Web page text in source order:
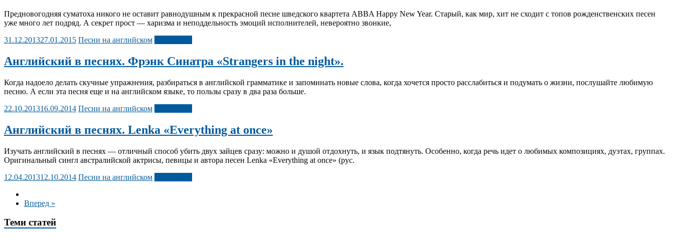
Предновогодняя суматоха никого не оставит равнодушным к прекрасной песне шведского квартета ABBA Happy New Year. Старый, как мир, хит не сходит с топов рожденственских песен
уже много лет подряд. А секрет прост — харизма и неподдельность эмоций исполнителей, невероятно звонкие,
31.12.201327.01.2015 Песни на английском
Английский в песнях. Фрэнк Синатра «Strangers in the night».
Когда надоело делать скучные упражнения, разбираться в английской грамматике и запоминать новые слова, когда хочется просто расслабиться и подумать о жизни, послушайте любимую
песню. А если эта песня еще и на английском языке, то пользы сразу в два раза больше.
22.10.201316.09.2014 Песни на английском
Английский в песнях. Lenka «Everything at once»
Изучать английский в песнях — отличный способ убить двух зайцев сразу: можно и душой отдохнуть, и язык подтянуть. Особенно, когда речь идет о любимых композициях, дуэтах, группах.
Оригинальный сингл австралийской актрисы, певицы и автора песен Lenka «Everything at once» (рус.
12.04.201312.10.2014 Песни на английском
Вперед »
Теми статей